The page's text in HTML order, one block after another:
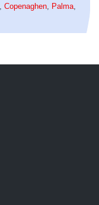
Copenaghen Palma